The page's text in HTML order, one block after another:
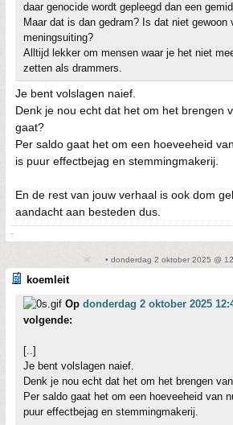
daar genocide wordt gepleegd dan een
Maar dat is dan gedram? Is dat niet gewoon
meningsuiting?
Alltijd lekker om mensen waar je het niet
zetten als drammers.
Je bent volslagen naief.
Denk je nou echt dat het om het brengen
gaat?
Per saldo gaat het om een hoeveeheid
is puur effectbejag en stemmingmakerij.
En de rest van jouw verhaal is ook dom
aandacht aan besteden dus.
-
• donderdag 2 oktober 2025 @
koemleit
Op donderdag 2 oktober 2025
volgende:
[..]
Je bent volslagen naief.
Denk je nou echt dat het om het brengen
Per saldo gaat het om een hoeveeheid van
puur effectbejag en stemmingmakerij.